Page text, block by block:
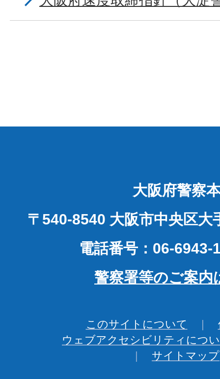
大阪府警察
〒540-8540 大阪市中央区大
電話番号：06-6943-
警察署等のご案内
このサイトについて
ウェブアクセシビリティにつ
サイトマップ